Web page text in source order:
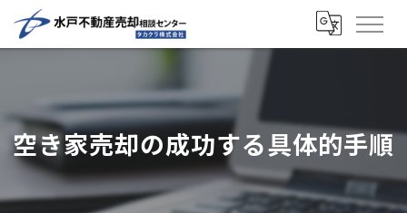
空き家売却の成功する具体的手順